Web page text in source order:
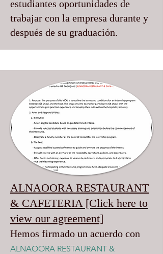
estudiantes oportunidades de
trabajar con la empresa durante y
después de su graduación.
ALNAOORA RESTAURANT
& CAFETERIA [Click here to
view our agreement]
Hemos firmado un acuerdo con
ALNAOORA RESTAURANT &